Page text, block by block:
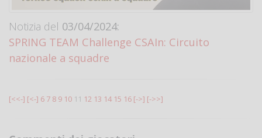
Notizia del 03/04/2024:
SPRING TEAM Challenge CSAIn: Circuito
nazionale a squadre
[<<-] [<-] 6 7 8 9 10 11 12 13 14 15 16 [->] [->>]